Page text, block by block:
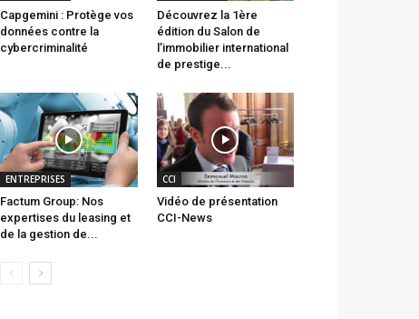
Capgemini : Protège vos
données contre la
cybercriminalité
Découvrez la 1ère
édition du Salon de
l’immobilier international
de prestige...
ENTREPRISES
Factum Group: Nos
expertises du leasing et
de la gestion de...
CCI
Vidéo de présentation
CCI-News